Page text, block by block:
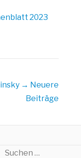
2023
→ Neuere
Beiträge